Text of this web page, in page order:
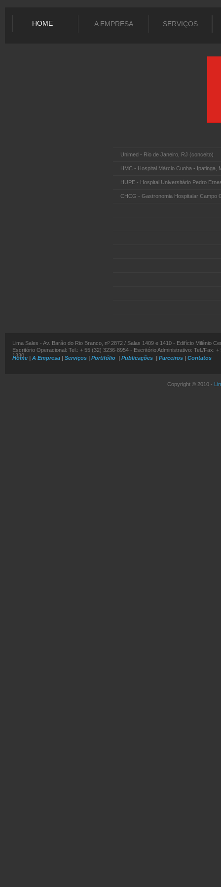
HOME A EMPRESA SERVIÇOS
Unimed - Rio de Janeiro, RJ (conceito)
HMC - Hospital Márcio Cunha - Ipatinga,
HUPE - Hospital Universitário Pedro
CHCG - Gastronomia Hospitalar Campo
Lima Sales - Av. Barão do Rio Branco, nº 2872 / Salas 1409 e 1410 - Edifício Milênio
Escritório Operacional: Tel.: + 55 (32) 3236-8954 - Escritório Administrativo: Tel./Fax: +
1330
Home | A Empresa | Serviços | Portifólio | Publicações | Parceiros | Contatos
Copyright © 2010 -